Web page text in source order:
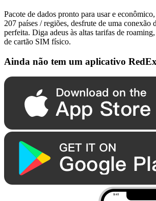
Pacote de dados pronto para usar e
207 países / regiões, desfrute de uma conexão
perfeita. Diga adeus às altas tarifas de roaming,
de cartão SIM físico.
Ainda não tem um aplicativo